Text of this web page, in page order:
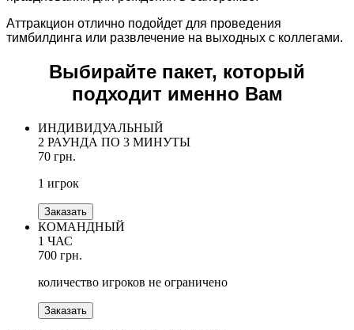
Аттракцион отлично подойдет для проведения
тимбилдинга или развлечение на выходных с коллегами.
Выбирайте пакет, который
подходит именно Вам
ИНДИВИДУАЛЬНЫЙ
2 РАУНДА ПО 3 МИНУТЫ
70 грн.
1 игрок
Заказать
КОМАНДНЫЙ
1 ЧАС
700 грн.
количество игроков не ограничено
Заказать